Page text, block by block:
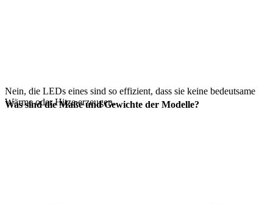
Nein, die LEDs eines sind so effizient, dass sie keine bedeutsame
Wärme oder Hitze erzeugen.
Was sind die Maße und Gewichte der Modelle?